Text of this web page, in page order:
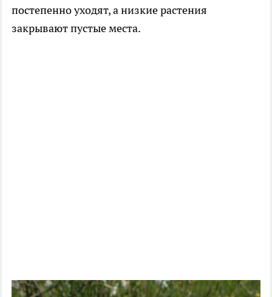
постепенно уходят, а низкие растения
закрывают пустые места.